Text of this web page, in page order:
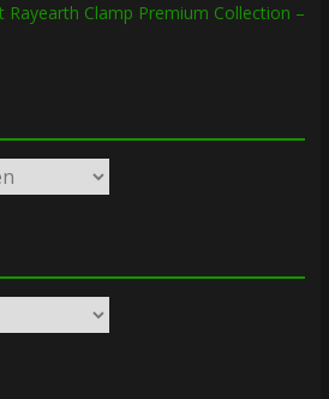
Rayearth Clamp Premium Collection –